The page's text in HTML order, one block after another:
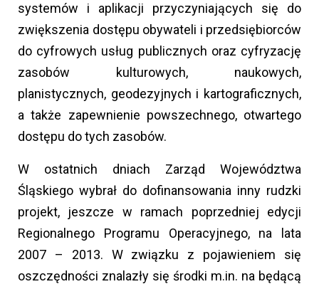
systemów i aplikacji przyczyniających się do
zwiększenia dostępu obywateli i przedsiębiorców
do cyfrowych usług publicznych oraz cyfryzację
zasobów kulturowych, naukowych,
planistycznych, geodezyjnych i kartograficznych,
a także zapewnienie powszechnego, otwartego
dostępu do tych zasobów.
W ostatnich dniach Zarząd Województwa
Śląskiego wybrał do dofinansowania inny rudzki
projekt, jeszcze w ramach poprzedniej edycji
Regionalnego Programu Operacyjnego, na lata
2007 – 2013. W związku z pojawieniem się
oszczędności znalazły się środki m.in. na będącą